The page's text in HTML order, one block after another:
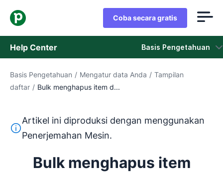
Coba secara gratis
Help Center Basis Pengetahuan
Basis Pengetahuan
Hubungi Staf Dukungan
Basis Pengetahuan / Mengatur data Anda / Tampilan
daftar / Bulk menghapus item d...
Teks ini diterjemahkan dari bahasa Inggris dengan
Artikel ini diproduksi dengan menggunakan
Penerjemahan Mesin.
Bulk menghapus item